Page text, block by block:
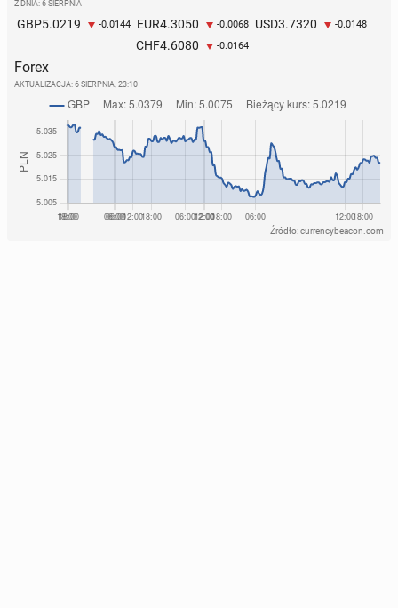
Z DNIA: 6 SIERPNIA
GBP5.0219 -0.0144 EUR4.3050 -0.0068 USD3.7320 -0.0148
CHF4.6080 -0.0164
Forex
AKTUALIZACJA: 6 SIERPNIA, 23:10
Źródło: currencybeacon.com